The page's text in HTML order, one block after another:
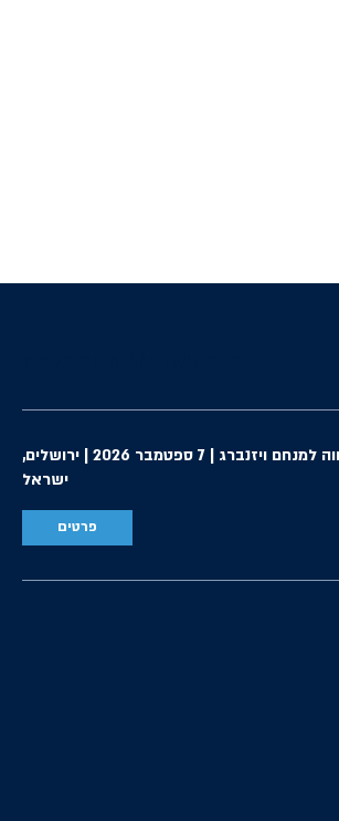
מחווה למנחם ויזנברג | 7 ספטמבר 2026 | ירושלים,
ישראל
פרטים